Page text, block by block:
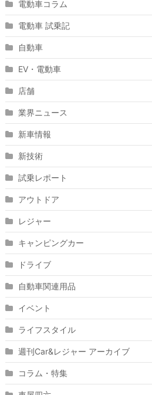
電動車コラム
電動車 試乗記
自動車
EV・電動車
店舗
業界ニュース
新車情報
新技術
試乗レポート
アウトドア
レジャー
キャンピングカー
ドライブ
自動車関連用品
イベント
ライフスタイル
週刊Car&レジャー アーカイブ
コラム・特集